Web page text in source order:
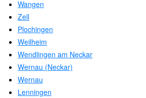
Wangen
Zell
Plochingen
Weilheim
Wendlingen am Neckar
Wernau (Neckar)
Wernau
Lenningen